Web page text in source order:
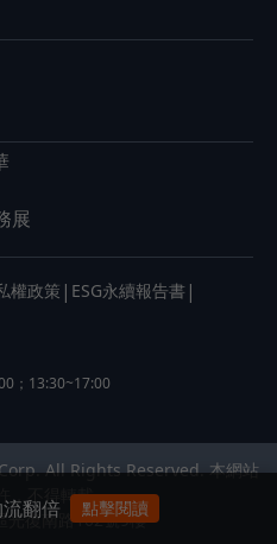
展
權政策 | ESG永續報告書 |
；13:30~17:00
All Rights Reserved. 本網站
，不得轉載。
光復南路102號9樓
翻倍 點擊閱讀